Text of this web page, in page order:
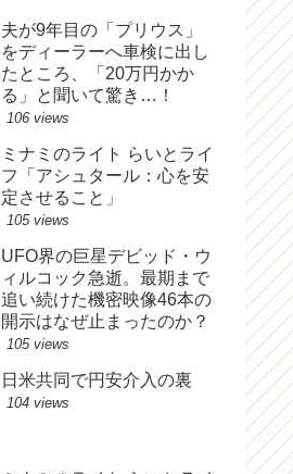
夫が9年目の「プリウス」
をディーラーへ車検に出し
たところ、「20万円かか
る」と聞いて驚き…！
106 views
ミナミのライト らいとライ
フ「アシュタール：心を安
定させること」
105 views
UFO界の巨星デビッド・ウ
ィルコック急逝。最期まで
追い続けた機密映像46本の
開示はなぜ止まったのか？
105 views
日米共同で円安介入の裏
104 views